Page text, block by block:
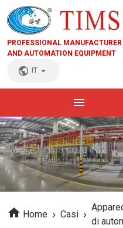
PROFESSIONAL
AND AUTOMATION EQUIPMENT
IT
Home Casi
di